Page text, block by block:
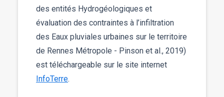
des entités Hydrogéologiques et
évaluation des contraintes à l’infiltration
des Eaux pluviales urbaines sur le territoire
de Rennes Métropole - Pinson et al., 2019)
est téléchargeable sur le site internet
InfoTerre.